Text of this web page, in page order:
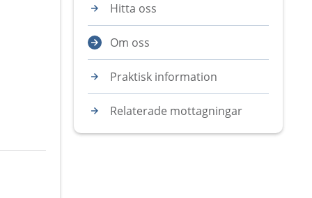
Hitta oss
Om oss
Praktisk information
Relaterade mottagningar